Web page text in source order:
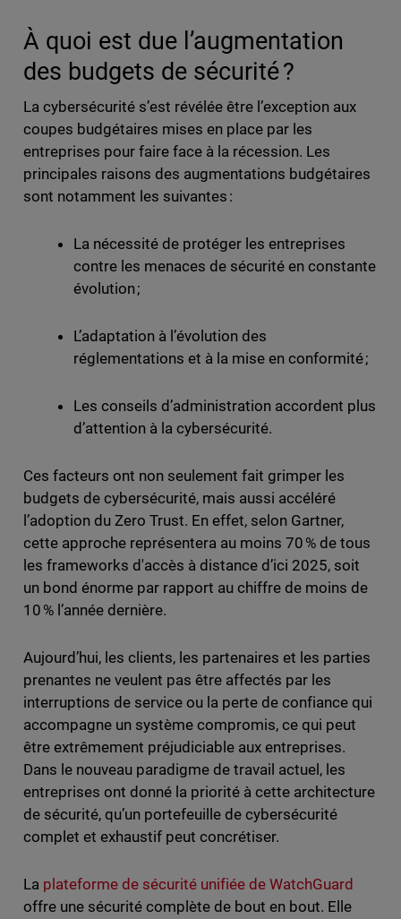
À quoi est due l’augmentation
des budgets de sécurité ?
La cybersécurité s’est révélée être l’exception aux
coupes budgétaires mises en place par les
entreprises pour faire face à la récession. Les
principales raisons des augmentations budgétaires
sont notamment les suivantes :
La nécessité de protéger les entreprises
contre les menaces de sécurité en constante
évolution ;
L’adaptation à l’évolution des
réglementations et à la mise en conformité ;
Les conseils d’administration accordent plus
d’attention à la cybersécurité.
Ces facteurs ont non seulement fait grimper les
budgets de cybersécurité, mais aussi accéléré
l’adoption du Zero Trust. En effet, selon Gartner,
cette approche représentera au moins 70 % de tous
les frameworks d'accès à distance d’ici 2025, soit
un bond énorme par rapport au chiffre de moins de
10 % l’année dernière.
Aujourd’hui, les clients, les partenaires et les parties
prenantes ne veulent pas être affectés par les
interruptions de service ou la perte de confiance qui
accompagne un système compromis, ce qui peut
être extrêmement préjudiciable aux entreprises.
Dans le nouveau paradigme de travail actuel, les
entreprises ont donné la priorité à cette architecture
de sécurité, qu’un portefeuille de cybersécurité
complet et exhaustif peut concrétiser.
La plateforme de sécurité unifiée de WatchGuard
offre une sécurité complète de bout en bout. Elle